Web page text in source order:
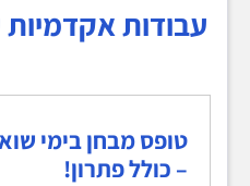
עבודות אקדמיות
– כולל פתרון!